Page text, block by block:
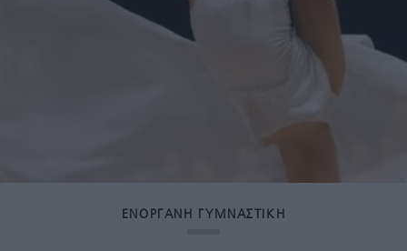
ΕΝΟΡΓΑΝΗ ΓΥΜΝΑΣΤΙΚΗ